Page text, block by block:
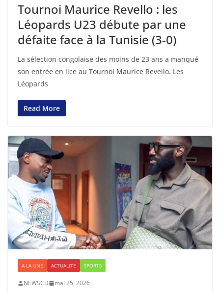
Tournoi Maurice Revello : les
Léopards U23 débute par une
défaite face à la Tunisie (3-0)
La sélection congolaise des moins de 23 ans a manqué
son entrée en lice au Tournoi Maurice Revello. Les
Léopards
Read More
A LA UNE ACTUALITE SPORTS
NEWSCD mai 25, 2026